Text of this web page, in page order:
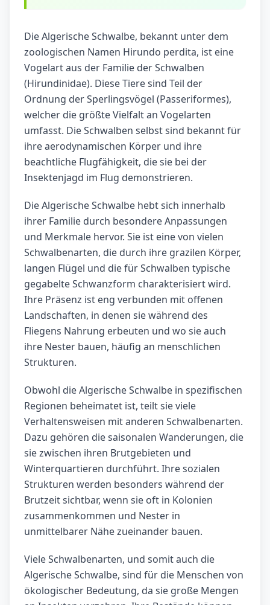
Die Algerische Schwalbe, bekannt unter dem
zoologischen Namen Hirundo perdita, ist eine
Vogelart aus der Familie der Schwalben
(Hirundinidae). Diese Tiere sind Teil der
Ordnung der Sperlingsvögel (Passeriformes),
welcher die größte Vielfalt an Vogelarten
umfasst. Die Schwalben selbst sind bekannt für
ihre aerodynamischen Körper und ihre
beachtliche Flugfähigkeit, die sie bei der
Insektenjagd im Flug demonstrieren.
Die Algerische Schwalbe hebt sich innerhalb
ihrer Familie durch besondere Anpassungen
und Merkmale hervor. Sie ist eine von vielen
Schwalbenarten, die durch ihre grazilen Körper,
langen Flügel und die für Schwalben typische
gegabelte Schwanzform charakterisiert wird.
Ihre Präsenz ist eng verbunden mit offenen
Landschaften, in denen sie während des
Fliegens Nahrung erbeuten und wo sie auch
ihre Nester bauen, häufig an menschlichen
Strukturen.
Obwohl die Algerische Schwalbe in spezifischen
Regionen beheimatet ist, teilt sie viele
Verhaltensweisen mit anderen Schwalbenarten.
Dazu gehören die saisonalen Wanderungen, die
sie zwischen ihren Brutgebieten und
Winterquartieren durchführt. Ihre sozialen
Strukturen werden besonders während der
Brutzeit sichtbar, wenn sie oft in Kolonien
zusammenkommen und Nester in
unmittelbarer Nähe zueinander bauen.
Viele Schwalbenarten, und somit auch die
Algerische Schwalbe, sind für die Menschen von
ökologischer Bedeutung, da sie große Mengen